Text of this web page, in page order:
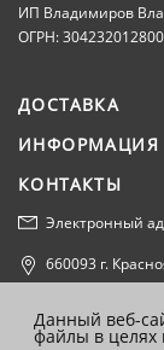
ИП Владимиров
ОГРН:
ДОСТАВКА
ИНФОРМАЦИЯ
КОНТАКТЫ
Электронный
660093 г.
Согласие на
Данный веб-
файлы в целях